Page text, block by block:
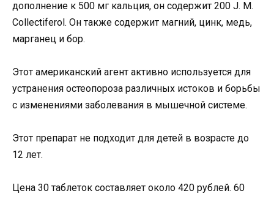
дополнение к 500 мг кальция, он содержит 200 J. M.
Collectiferol. Он также содержит магний, цинк, медь,
марганец и бор.
Этот американский агент активно используется для
устранения остеопороза различных истоков и борьбы
с изменениями заболевания в мышечной системе.
Этот препарат не подходит для детей в возрасте до
12 лет.
Цена 30 таблеток составляет около 420 рублей. 60